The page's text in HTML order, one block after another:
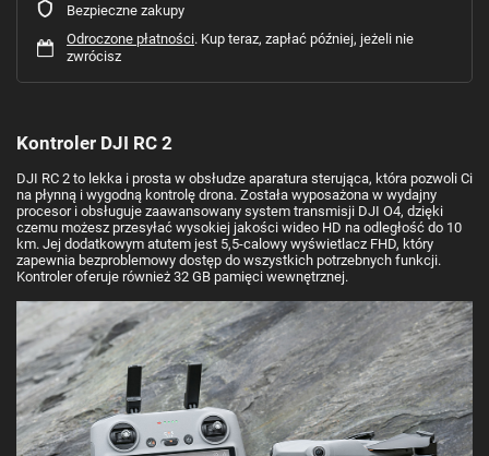
Bezpieczne zakupy
Odroczone płatności. Kup teraz, zapłać później, jeżeli nie
zwrócisz
Kontroler DJI RC 2
DJI RC 2 to lekka i prosta w obsłudze aparatura sterująca, która pozwoli Ci
na płynną i wygodną kontrolę drona. Została wyposażona w wydajny
procesor i obsługuje zaawansowany system transmisji DJI O4, dzięki
czemu możesz przesyłać wysokiej jakości wideo HD na odległość do 10
km. Jej dodatkowym atutem jest 5,5-calowy wyświetlacz FHD, który
zapewnia bezproblemowy dostęp do wszystkich potrzebnych funkcji.
Kontroler oferuje również 32 GB pamięci wewnętrznej.